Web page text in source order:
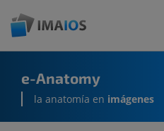
e-Anatomy
la anatomía en imágenes